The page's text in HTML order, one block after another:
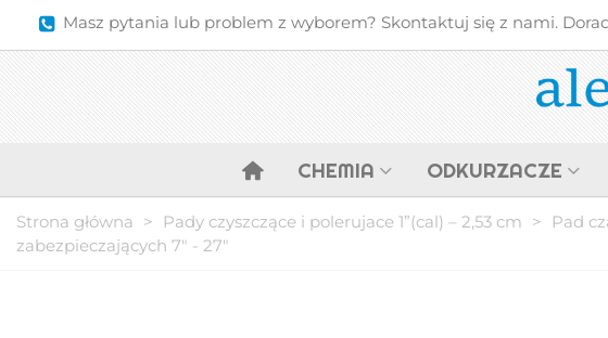
Masz pytania lub problem z wyborem? Skontaktuj się z nami.
CHEMIA ODKURZACZE
Strona główna > Pady czyszczące i polerujace 1”(cal) – 2,53 cm >
Pad
zabezpieczających 7" - 27"